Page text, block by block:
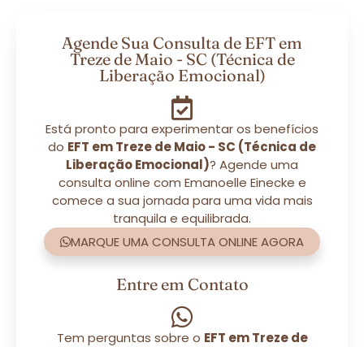
Agende Sua Consulta de EFT em
Treze de Maio - SC (Técnica de
Liberação Emocional)
Está pronto para experimentar os benefícios
do EFT em Treze de Maio - SC (Técnica de
Liberação Emocional)? Agende uma
consulta online com Emanoelle Einecke e
comece a sua jornada para uma vida mais
tranquila e equilibrada.
MARQUE UMA CONSULTA ONLINE AGORA
Entre em Contato
Tem perguntas sobre o EFT em Treze de